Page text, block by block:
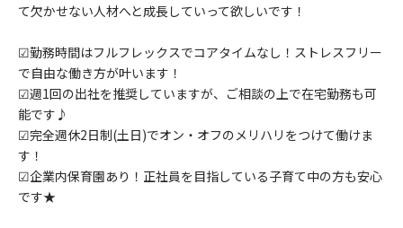
て欠かせない人材へと成長していって欲しいです！
☑︎勤務時間はフルフレックスでコアタイムなし！ストレスフリー
で自由な働き方が叶います！
☑︎週1回の出社を推奨していますが、ご相談の上で在宅勤務も可
能です♪
☑︎完全週休2日制(土日)でオン・オフのメリハリをつけて働けま
す！
☑︎企業内保育園あり！正社員を目指している子育て中の方も安心
です★